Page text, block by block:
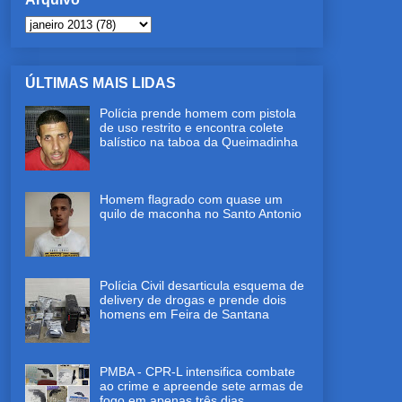
ÚLTIMAS MAIS LIDAS
Polícia prende homem com pistola
de uso restrito e encontra colete
balístico na taboa da Queimadinha
Homem flagrado com quase um
quilo de maconha no Santo Antonio
Polícia Civil desarticula esquema de
delivery de drogas e prende dois
homens em Feira de Santana
PMBA - CPR-L intensifica combate
ao crime e apreende sete armas de